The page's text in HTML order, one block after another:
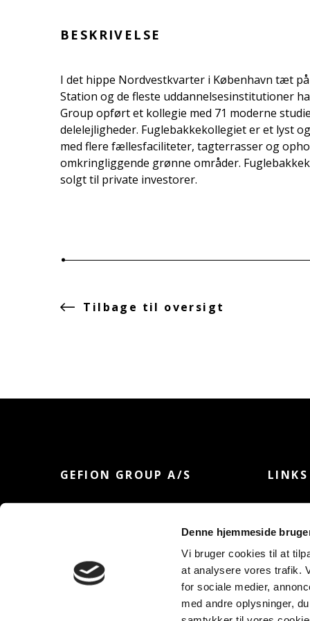
Denne hjemmeside
Vi bruger cookies til at
at analysere vores trafik.
for sociale medier,
med andre oplysninger,
BESKRIVELSE
I det hippe Nordvestkvarter i København tæt
Station og de fleste uddannelsesinstitutioner
Group opført et kollegie med 71 moderne
delelejligheder. Fuglebakkekollegiet er et lyst
med flere fællesfaciliteter, tagterrasser og
omkringliggende grønne områder.
solgt til private investorer.
Tilbage til oversigt
GEFION GROUP A/S
Østergade 1, 1. sal
+45 70 23 20 20
LINKS